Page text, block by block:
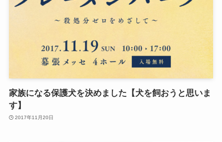
家族になる保護犬を決めました【犬を飼おうと思いま
す】
2017年11月20日